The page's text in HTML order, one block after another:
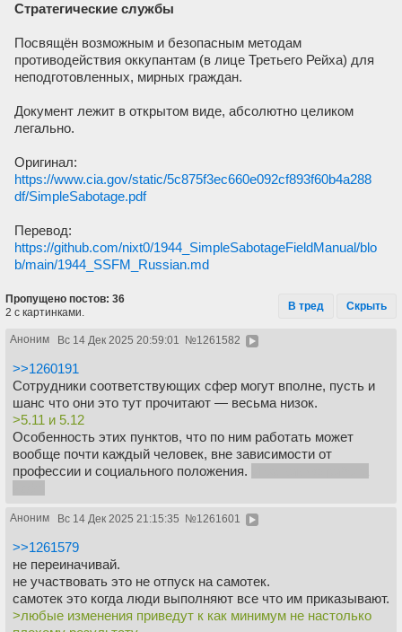
Стратегические службы
Посвящён возможным и безопасным методам
противодействия оккупантам (в лице Третьего Рейха) для
неподготовленных, мирных граждан.
Документ лежит в открытом виде, абсолютно целиком
легально.
Оригинал:
https://www.cia.gov/static/5c875f3ec660e092cf893f60b4a288
df/SimpleSabotage.pdf
Перевод:
https://github.com/nixt0/1944_SimpleSabotageFieldManual/blo
b/main/1944_SSFM_Russian.md
Пропущено постов: 36
2 с картинками.
В тред Скрыть
Аноним Вс 14 Дек 2025 20:59:01 №1261582
>>1260191
Сотрудники соответствующих сфер могут вполне, пусть и
шанс что они это тут прочитают — весьма низок.
>5.11 и 5.12
Особенность этих пунктов, что по ним работать может
вообще почти каждый человек, вне зависимости от
профессии и социального положения.
Аноним Вс 14 Дек 2025 21:15:35 №1261601
>>1261579
не переиначивай.
не участвовать это не отпуск на самотек.
самотек это когда люди выполняют все что им приказывают.
>любые изменения приведут к как минимум не настолько